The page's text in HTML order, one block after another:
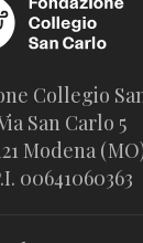
Collegio
San Carlo 5
Modena
00641060363